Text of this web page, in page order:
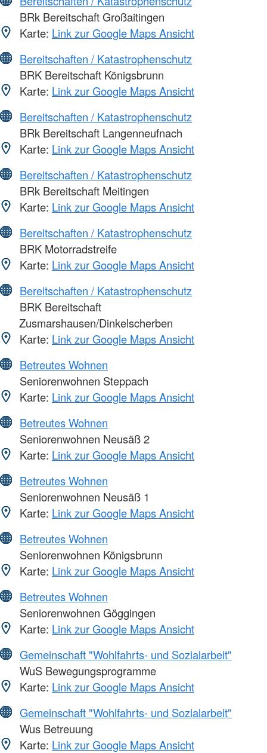
BRk Bereitschaft Großaitingen
Karte: Link zur Google Maps Ansicht
Bereitschaften / Katastrophenschutz
BRK Bereitschaft Königsbrunn
Karte: Link zur Google Maps Ansicht
Bereitschaften / Katastrophenschutz
BRk Bereitschaft Langenneufnach
Karte: Link zur Google Maps Ansicht
Bereitschaften / Katastrophenschutz
BRk Bereitschaft Meitingen
Karte: Link zur Google Maps Ansicht
Bereitschaften / Katastrophenschutz
BRK Motorradstreife
Karte: Link zur Google Maps Ansicht
Bereitschaften / Katastrophenschutz
BRK Bereitschaft
Zusmarshausen/Dinkelscherben
Karte: Link zur Google Maps Ansicht
Betreutes Wohnen
Seniorenwohnen Steppach
Karte: Link zur Google Maps Ansicht
Betreutes Wohnen
Seniorenwohnen Neusäß 2
Karte: Link zur Google Maps Ansicht
Betreutes Wohnen
Seniorenwohnen Neusäß 1
Karte: Link zur Google Maps Ansicht
Betreutes Wohnen
Seniorenwohnen Königsbrunn
Karte: Link zur Google Maps Ansicht
Betreutes Wohnen
Seniorenwohnen Göggingen
Karte: Link zur Google Maps Ansicht
Gemeinschaft "Wohlfahrts- und Sozialarbeit"
WuS Bewegungsprogramme
Karte: Link zur Google Maps Ansicht
Gemeinschaft "Wohlfahrts- und Sozialarbeit"
Wus Betreuung
Karte: Link zur Google Maps Ansicht